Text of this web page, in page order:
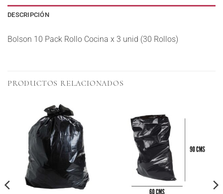
DESCRIPCIÓN
Bolson 10 Pack Rollo Cocina x 3 unid (30 Rollos)
PRODUCTOS RELACIONADOS